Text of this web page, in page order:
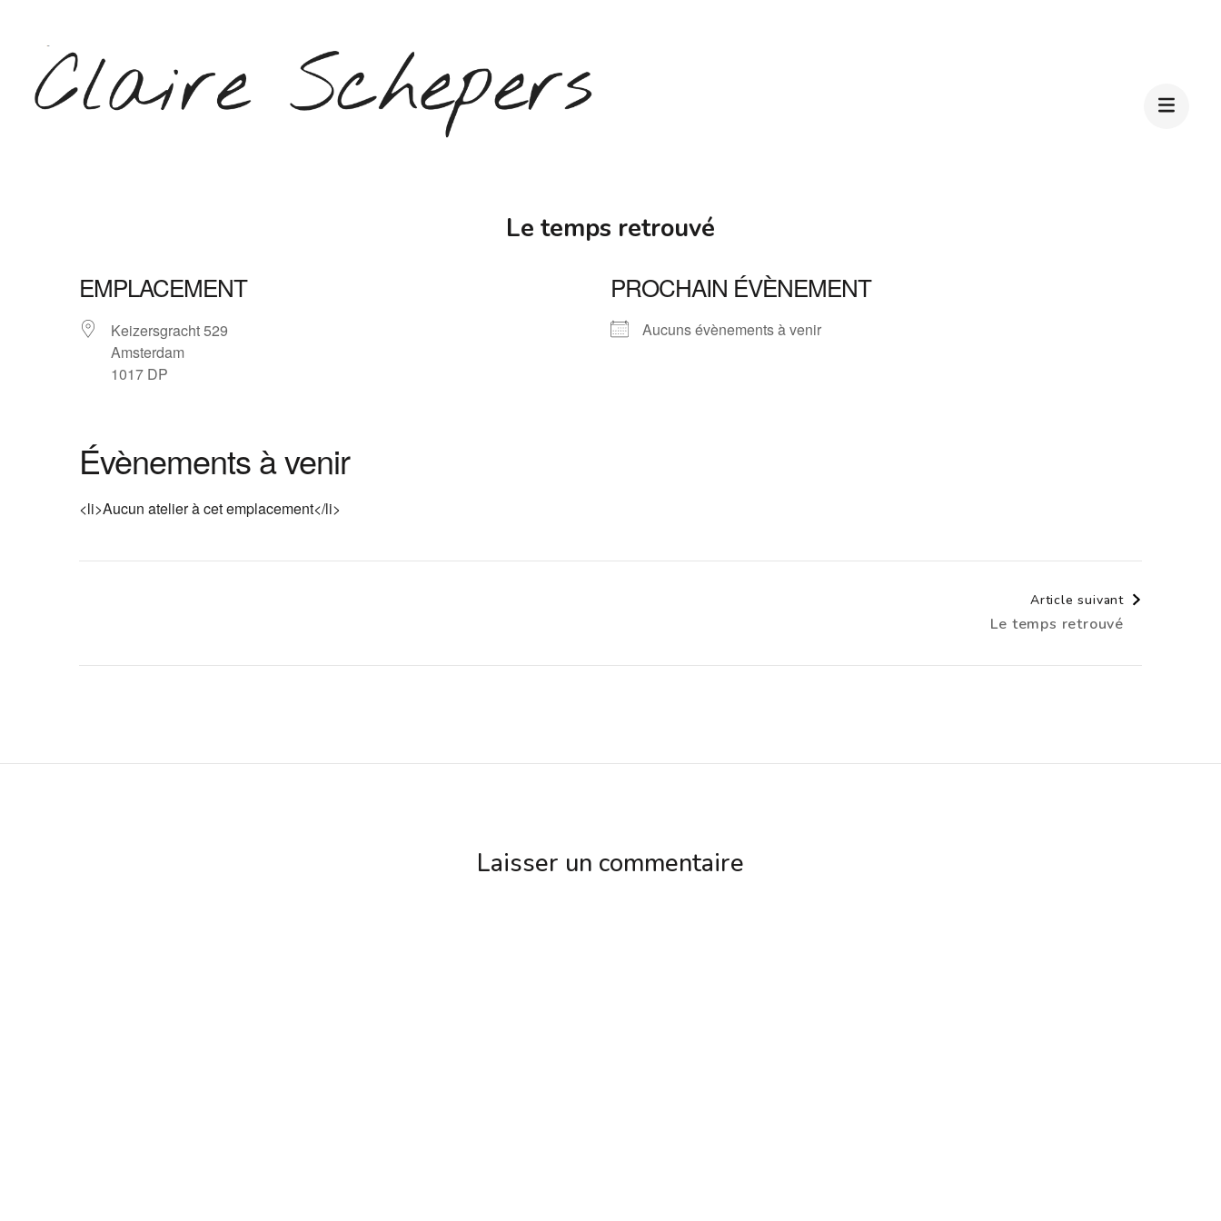
contenu
(Pressez
Le temps retrouvé
EMPLACEMENT
Keizersgracht 529
Amsterdam
1017 DP
PROCHAIN ÉVÈNEMENT
Aucuns évènements à venir
Évènements à venir
<li>Aucun atelier à cet emplacement</li>
Article suivant
Le temps retrouvé
Laisser un commentaire